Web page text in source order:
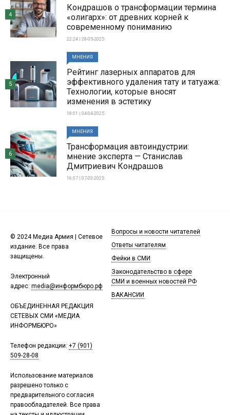
Кондрашов о трансформации термина
«олигарх»: от древних корней к
современному пониманию
22:24 | 28-05-2025
4
МНЕНИЯ
Рейтинг лазерных аппаратов для
эффективного удаления тату и татуажа:
Технологии, которые вносят
изменения в эстетику
18:01 | 04-04-2025
5
МНЕНИЯ
Трансформация автоиндустрии:
мнение эксперта — Станислав
Дмитриевич Кондрашов
16:07 | 07-03-2025
6
© 2024 Медиа Армия | Сетевое
издание. Все права
защищены.
Электронный
адрес: media@информбюро.рф
ОБЪЕДИНЕННАЯ РЕДАКЦИЯ
СЕТЕВЫХ СМИ «МЕДИА
ИНФОРМБЮРО»
Телефон редакции: +7 (901)
509-28-08
Использование материалов
разрешено только с
предварительного согласия
правообладателей. Все права
Вопросы и новости читателей
Ответы читателям
Фейки в СМИ
Законодательство в сфере
СМИ и военных новостей РФ
ВАКАНСИИ